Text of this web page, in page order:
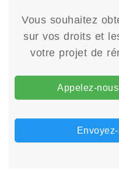
Vous souhaitez
sur vos droits et
votre projet de
Appelez-